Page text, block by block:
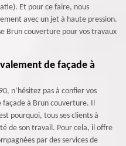
Et pour ce faire, nous
avec un jet à haute pression.
Brun couverture pour vos travaux
de façade à
n’hésitez pas à confier vos
à Brun couverture. Il
pourquoi, tous ses clients à
de son travail. Pour cela, il offre
par des services de